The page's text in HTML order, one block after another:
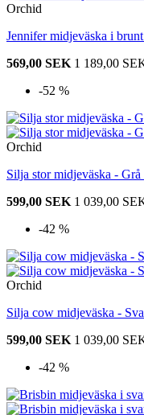
Orchid
Jennifer midjeväska i
569,00 SEK 1 189,00
-52 %
Orchid
Silja stor midjeväska -
599,00 SEK 1 039,00
-42 %
Orchid
Silja cow midjeväska -
599,00 SEK 1 039,00
-42 %